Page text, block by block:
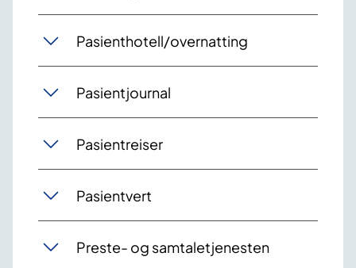
Pasienthotell/overnatting
Pasientjournal
Pasientreiser
Pasientvert
Preste- og samtaletjenesten